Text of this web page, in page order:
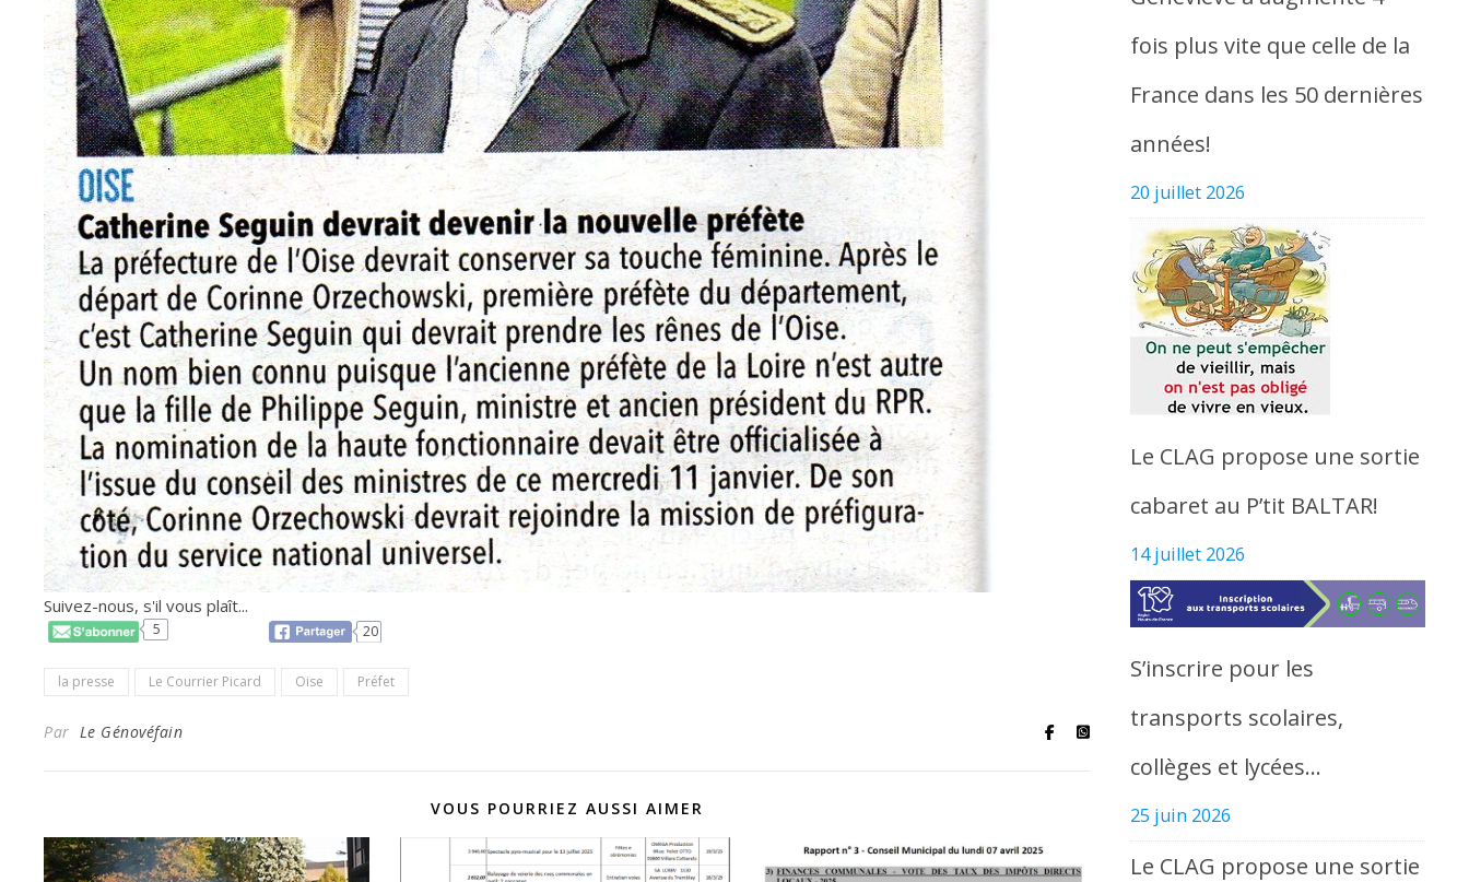
Suivez-nous, s'il vous plaît...
5 20
la presse Le Courrier Picard Oise Préfet
Par Le Génovéfain
VOUS POURRIEZ AUSSI AIMER
fois plus vite que celle de la
France dans les 50 dernières
années!
20 juillet 2026
Le CLAG propose une sortie
cabaret au P’tit BALTAR!
14 juillet 2026
S’inscrire pour les
transports scolaires,
collèges et lycées…
25 juin 2026
Le CLAG propose une sortie